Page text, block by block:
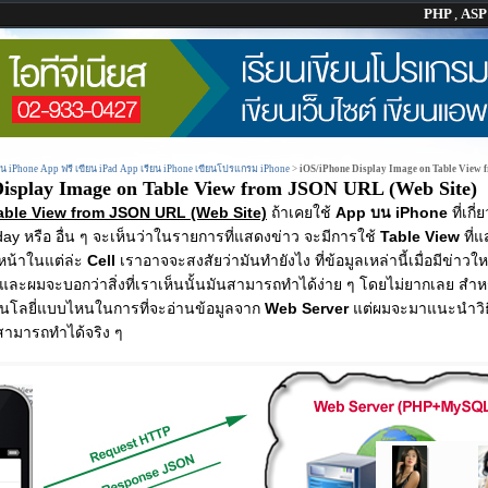
PHP, ASP
iPhone App ฟรี เขียน iPad App เรียน iPhone เขียนโปรแกรม iPhone > iOS/iPhone Display Image on Table View
Image on Table View from JSON URL (Web Site)
View from JSON URL (Web Site) ถ้าเคยใช้ App บน iPhone ที่เกี่
หรือ อื่น ๆ จะเห็นว่าในรายการที่แสดงข่าว จะมีการใช้ Table View ที่แ
น้าในแต่ล่ะ Cell เราอาจจะสงสัยว่ามันทำยังไง ที่ข้อมูลเหล่านี้เมื่อมีข่าวใ
ละผมจะบอกว่าสิ่งที่เราเห็นนั้นมันสามารถทำได้ง่าย ๆ โดยไม่ยากเลย สำ
นโลยี่แบบไหนในการที่จะอ่านข้อมูลจาก Web Server แต่ผมจะมาแนะนำวิ
มารถทำได้จริง ๆ